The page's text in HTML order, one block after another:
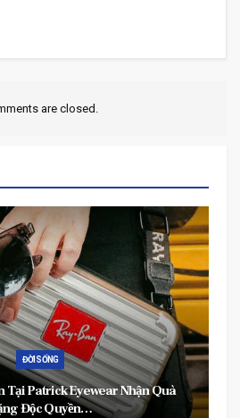
are closed.
ĐỜI SỐNG
Tại Patrick Eyewear Nhận Quà
Độc Quyền…